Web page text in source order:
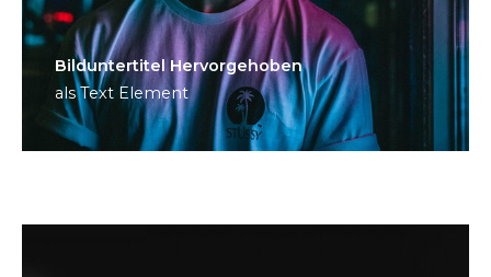
Bild­unter­titel Hervorgehoben
als Text Element